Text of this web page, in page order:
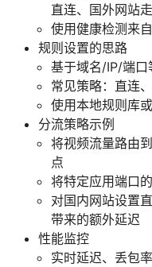
直连、国外网站
使用健康检测来
规则设置的思路
基于域名/IP/端口
常见策略：直连
使用本地规则库
分流策略示例
将视频流量路由
点
将特定应用端口
对国内网站设置
带来的额外延迟
性能监控
实时延迟、丢包